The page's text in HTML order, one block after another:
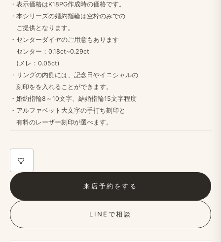
・​表示価格は​K18PG作成時の​価格です。
・本シリーズの​婚約指輪は​空枠のみでの
ご提供と​なります。
・センターダイヤの​ご用意も​あります
センター：0.18ct~0.29ct
(メレ：0.05ct)
・リングの​内側には、​記念日や​イニシャルの
刻印をを​入れる​ことができます。
・婚約指輪8～10文字、​結婚​指輪15文字程度
・アルファベット大文字の​手打ち刻印と
​有料の​レーザー刻印が​選べます。
来店予約を​する
LINEで​相談